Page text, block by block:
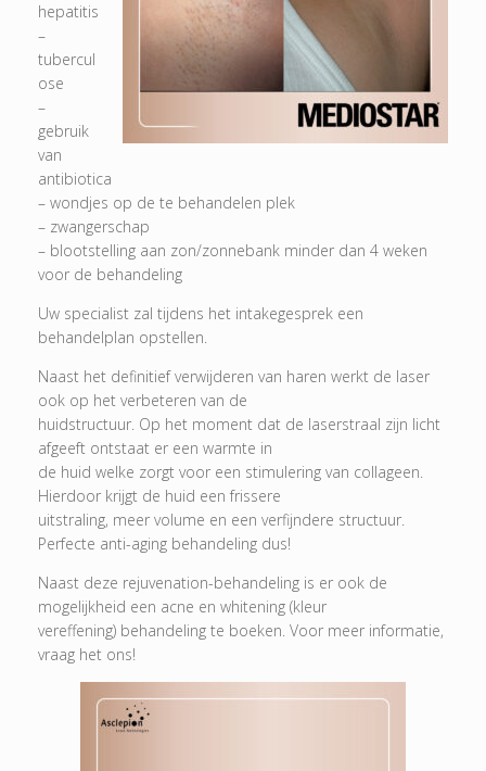
hepatitis
–
tubercul
ose
–
gebruik
van
antibiotica
– wondjes op de te behandelen plek
– zwangerschap
– blootstelling aan zon/zonnebank minder dan 4 weken
voor de behandeling
Uw specialist zal tijdens het intakegesprek een
behandelplan opstellen.
Naast het definitief verwijderen van haren werkt de laser
ook op het verbeteren van de
huidstructuur. Op het moment dat de laserstraal zijn licht
afgeeft ontstaat er een warmte in
de huid welke zorgt voor een stimulering van collageen.
Hierdoor krijgt de huid een frissere
uitstraling, meer volume en een verfijndere structuur.
Perfecte anti-aging behandeling dus!
Naast deze rejuvenation-behandeling is er ook de
mogelijkheid een acne en whitening (kleur
vereffening) behandeling te boeken. Voor meer informatie,
vraag het ons!